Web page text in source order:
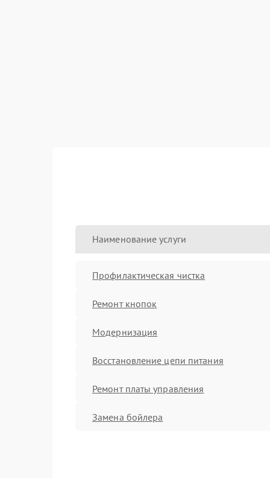
Наименование услуги
Профилактическая чистка
Ремонт кнопок
Модернизация
Восстановление цепи питания
Ремонт платы управления
Замена бойлера